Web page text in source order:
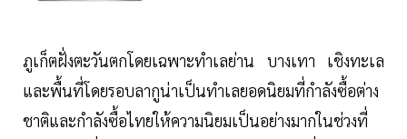
ภูเก็ตฝั่งตะวันตกโดยเฉพาะทำเลย่าน บางเทา เชิงทะเล
และพื้นที่โดยรอบลากูน่าเป็นทำเลยอดนิยมที่กำลังซื้อต่าง
ชาติและกำลังซื้อไทยให้ความนิยมเป็นอย่างมากในช่วงที่